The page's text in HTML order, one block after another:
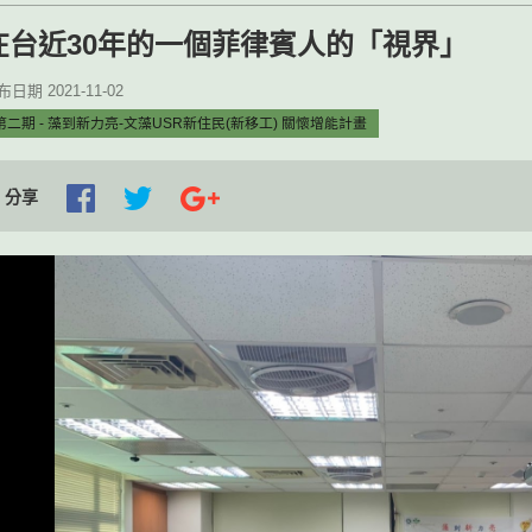
台近30年的一個菲律賓人的「視界」
日期 2021-11-02
二期 - 藻到新力亮-文藻USR新住民(新移工) 關懷增能計畫
分享